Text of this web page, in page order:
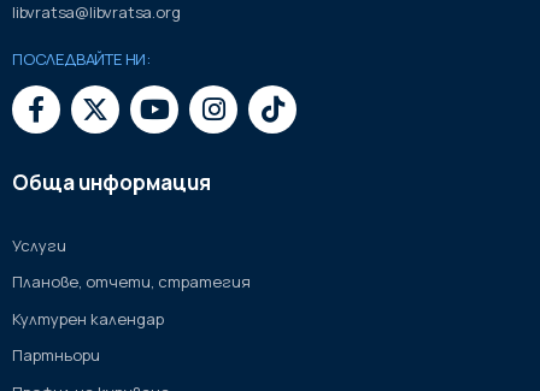
libvratsa@libvratsa.org
ПОСЛЕДВАЙТЕ НИ:
Обща информация
Услуги
Планове, отчети, стратегия
Културен календар
Партньори